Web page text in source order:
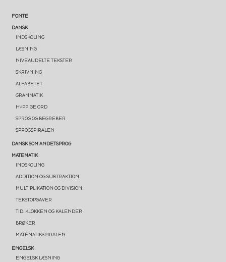
FONTE
DANSK
INDSKOLING
LÆSNING
NIVEAUDELTE TEKSTER
SKRIVNING
ALFABETET
GRAMMATIK
HYPPIGE ORD
SPROG OG BEGREBER
SPROGSPIRALEN
DANSK SOM ANDETSPROG
MATEMATIK
INDSKOLING
ADDITION OG SUBTRAKTION
MULTIPLIKATION OG DIVISION
TEKSTOPGAVER
TID: KLOKKEN OG KALENDER
BRØKER
MATEMATIKSPIRALEN
ENGELSK
ENGELSK LÆSNING